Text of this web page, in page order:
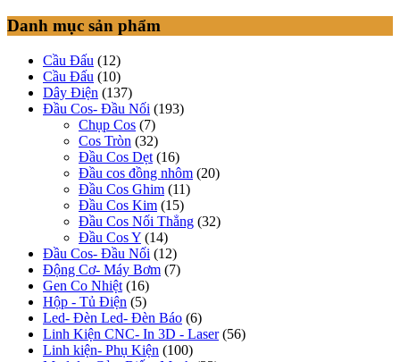
Danh mục sản phẩm
Cầu Đấu (12)
Cầu Đấu (10)
Dây Điện (137)
Đầu Cos- Đầu Nối (193)
Chụp Cos (7)
Cos Tròn (32)
Đầu Cos Dẹt (16)
Đầu cos đồng nhôm (20)
Đầu Cos Ghim (11)
Đầu Cos Kim (15)
Đầu Cos Nối Thẳng (32)
Đầu Cos Y (14)
Đầu Cos- Đầu Nối (12)
Động Cơ- Máy Bơm (7)
Gen Co Nhiệt (16)
Hộp - Tủ Điện (5)
Led- Đèn Led- Đèn Báo (6)
Linh Kiện CNC- In 3D - Laser (56)
Linh kiện- Phụ Kiện (100)